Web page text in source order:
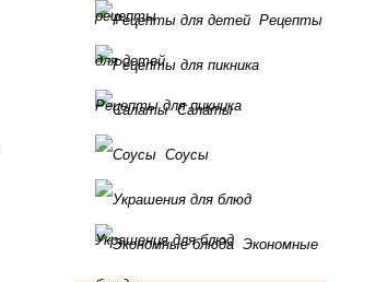
рецепты Рецепты
для детей
Рецепты для пикника
Салаты
Соусы
Украшения для блюд Экономные